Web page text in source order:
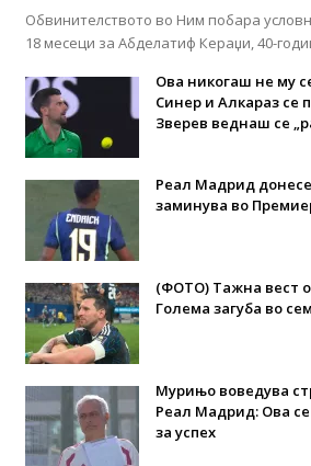
Обвинителството во Ним побара
18 месеци за Абделатиф Кераџи, 40-
Ова никогаш не му
Синер и Алкараз се
Зверев веднаш се
Реал Мадрид
заминува во
(ФОТО) Тажна вест
Голема загуба во
Мурињо воведува
Реал Мадрид: Ова
за успех